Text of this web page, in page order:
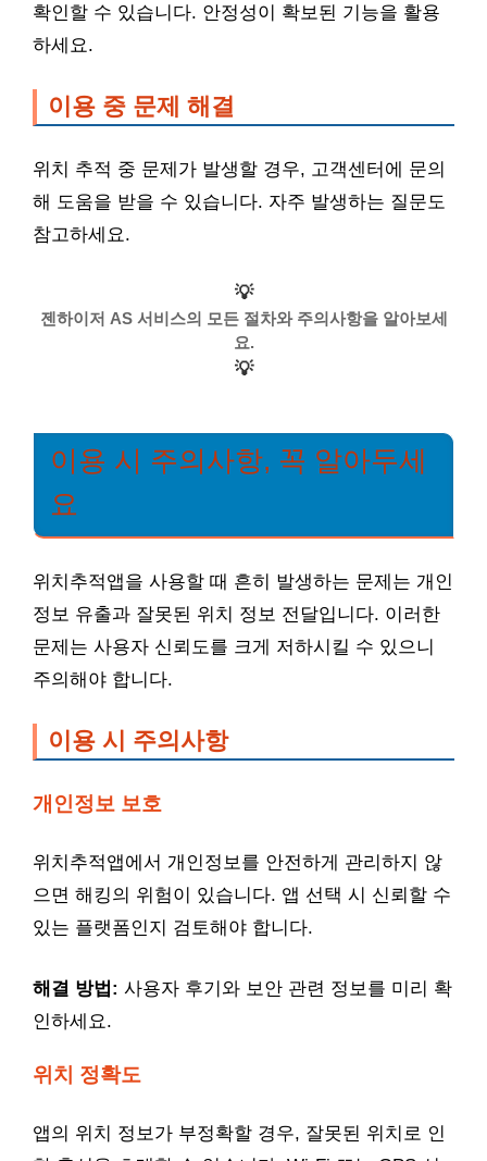
확인할 수 있습니다. 안정성이 확보된 기능을 활용
하세요.
이용 중 문제 해결
위치 추적 중 문제가 발생할 경우, 고객센터에 문의
해 도움을 받을 수 있습니다. 자주 발생하는 질문도
참고하세요.
💡
젠하이저 AS 서비스의 모든 절차와 주의사항을 알아보세
요.
💡
이용 시 주의사항, 꼭 알아두세
요
위치추적앱을 사용할 때 흔히 발생하는 문제는 개인
정보 유출과 잘못된 위치 정보 전달입니다. 이러한
문제는 사용자 신뢰도를 크게 저하시킬 수 있으니
주의해야 합니다.
이용 시 주의사항
개인정보 보호
위치추적앱에서 개인정보를 안전하게 관리하지 않
으면 해킹의 위험이 있습니다. 앱 선택 시 신뢰할 수
있는 플랫폼인지 검토해야 합니다.
해결 방법: 사용자 후기와 보안 관련 정보를 미리 확
인하세요.
위치 정확도
앱의 위치 정보가 부정확할 경우, 잘못된 위치로 인